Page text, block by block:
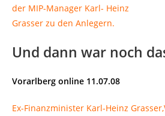
der MIP-Manager Karl- Heinz
Grasser zu den Anlegern.
Und dann war noch
Vorarlberg online 11.07.08
Ex-Finanzminister Karl-Heinz